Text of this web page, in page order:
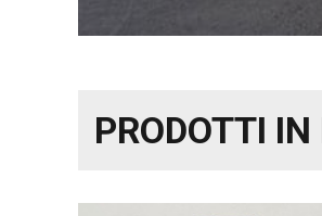
PRODOTTI